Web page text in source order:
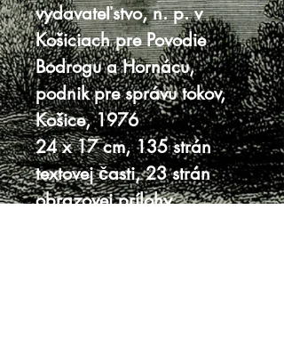
vydavateľstvo, n. p. v
Košiciach pre Povodie
Bodrogu a Hornácu,
podnik pre správu tokov,
Košice, 1976
24 x 17 cm, 135 strán
textovej časti, 23 strán
obrazovej prílohy